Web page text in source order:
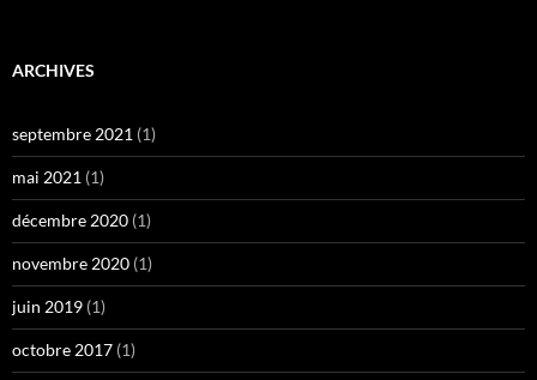
ARCHIVES
septembre 2021 (1)
mai 2021 (1)
décembre 2020 (1)
novembre 2020 (1)
juin 2019 (1)
octobre 2017 (1)